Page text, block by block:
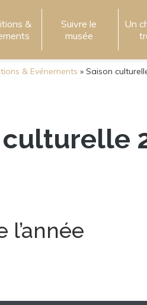
&
Suivre le
musée
Un
& Evénements » Saison
culturelle